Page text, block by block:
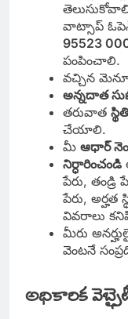
వాట్సాప్
95523
పంపించాలి.
వచ్చిన
అన్నదాత
తరువాత
చేయాలి.
మీ ఆధార్
నిర్ధారించండి
పేరు, తండ్రి
పేరు,
వివరాలు
మీరు
వెంటనే
అధికారిక